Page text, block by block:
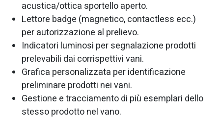
acustica/ottica sportello aperto.
Lettore badge (magnetico, contactless ecc.)
per autorizzazione al prelievo.
Indicatori luminosi per segnalazione prodotti
prelevabili dai corrispettivi vani.
Grafica personalizzata per identificazione
preliminare prodotti nei vani.
Gestione e tracciamento di più esemplari dello
stesso prodotto nel vano.